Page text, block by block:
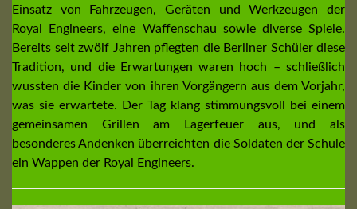
Einsatz von Fahrzeugen, Geräten und Werkzeugen der
Royal Engineers, eine Waffenschau sowie diverse Spiele.
Bereits seit zwölf Jahren pflegten die Berliner Schüler diese
Tradition, und die Erwartungen waren hoch – schließlich
wussten die Kinder von ihren Vorgängern aus dem Vorjahr,
was sie erwartete. Der Tag klang stimmungsvoll bei einem
gemeinsamen Grillen am Lagerfeuer aus, und als
besonderes Andenken überreichten die Soldaten der Schule
ein Wappen der Royal Engineers.